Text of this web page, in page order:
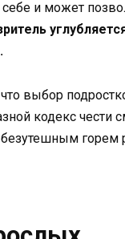
себе и может
выбор
кодекс
безутешным